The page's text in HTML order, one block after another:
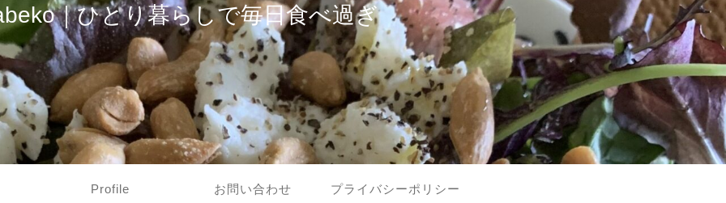
｜ひとり暮らしで毎日食べ過ぎ
Profile お問い合わせ プライバシーポリシー